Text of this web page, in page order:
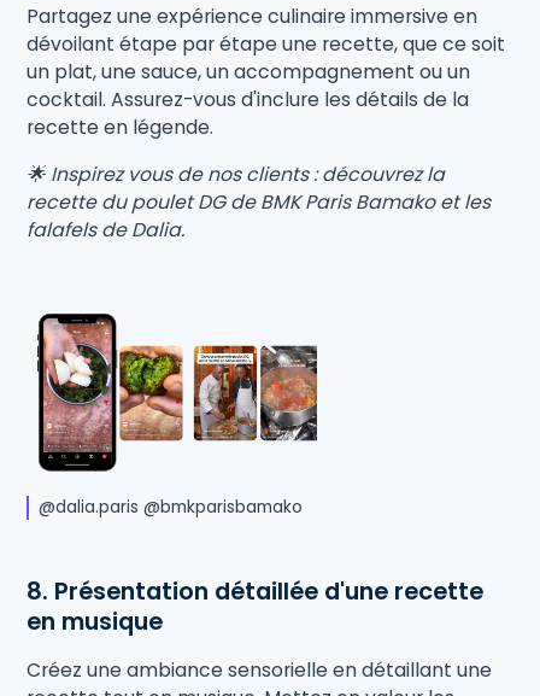
Partagez une expérience culinaire immersive en
dévoilant étape par étape une recette, que ce soit
un plat, une sauce, un accompagnement ou un
cocktail. Assurez-vous d'inclure les détails de la
recette en légende.
🌟 Inspirez vous de nos clients : découvrez la
recette du poulet DG de BMK Paris Bamako et les
falafels de Dalia.
@dalia.paris @bmkparisbamako
8. Présentation détaillée d'une recette
en musique
Créez une ambiance sensorielle en détaillant une